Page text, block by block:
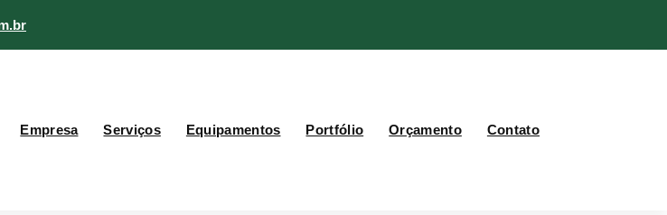
Empresa Serviços Equipamentos Portfólio Orçamento Contato